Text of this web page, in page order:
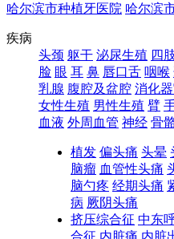
哈尔滨市种植牙医院 哈尔滨
疾病
头颈 躯干 泌尿生殖 四
脸 眼 耳 鼻 唇口舌 咽喉
乳腺 腹腔及盆腔 消化
女性生殖 男性生殖 臂
血液 外周血管 神经 骨
植发 偏头痛 头晕
脑瘤 血管性头痛
脑勺疼 经期头痛
病 厥阴头痛
挤压综合征 中东